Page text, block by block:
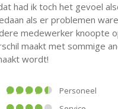
had ik toch het gevoel
als er problemen
medewerker knoopte
maakt met sommige
wordt!
Personeel